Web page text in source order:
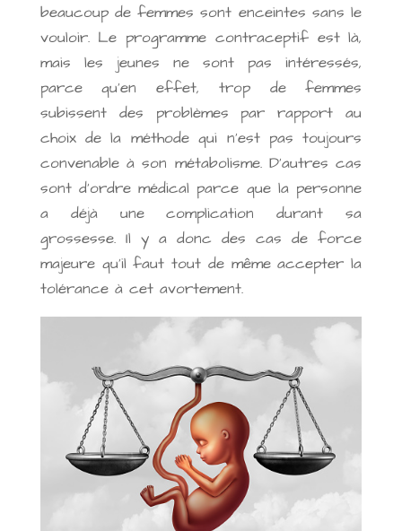
beaucoup de femmes sont enceintes sans le
vouloir. Le programme contraceptif est là,
mais les jeunes ne sont pas intéressés,
parce qu’en effet, trop de femmes
subissent des problèmes par rapport au
choix de la méthode qui n’est pas toujours
convenable à son métabolisme. D’autres cas
sont d’ordre médical parce que la personne
a déjà une complication durant sa
grossesse. Il y a donc des cas de force
majeure qu’il faut tout de même accepter la
tolérance à cet avortement.